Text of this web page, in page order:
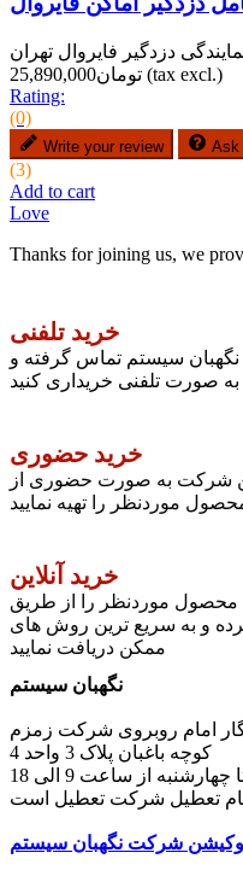
دزدگیر فایروال تهران
تومان25,890,000 (tax excl.)
Rating:
(0)
Write your review Ask
(3)
Add to cart
Love
Thanks for joining us, we
خرید تلفنی
نگهبان سیستم تماس گرفته و
صورت تلفنی خریداری کنید
خرید حضوری
شرکت به صورت حضوری از
موردنظر را تهیه نمایید
خرید آنلاین
محصول موردنظر را از طریق
و به سریع ترین روش های
ممکن دریافت نمایید
نگهبان سیستم
امام روبروی شرکت زمزم
کوچه باغبان پلاک 3 واحد 4
شرکت نگهبان سیستم